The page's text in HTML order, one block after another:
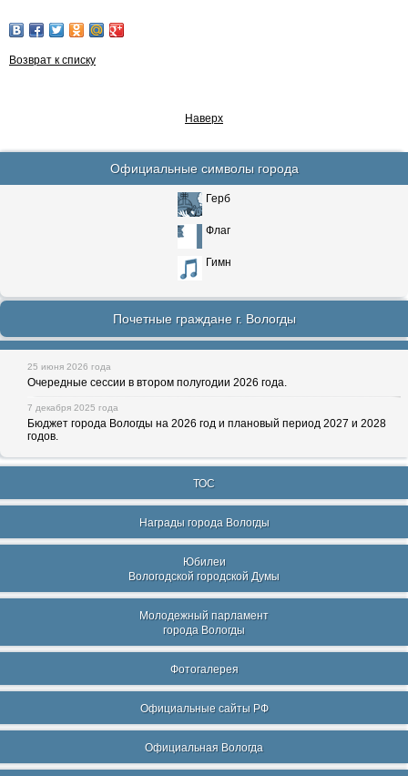
Возврат к списку
Наверх
Официальные символы города
Герб
Флаг
Гимн
Почетные граждане г. Вологды
25 июня 2026 года
Очередные сессии в втором полугодии 2026 года.
7 декабря 2025 года
Бюджет города Вологды на 2026 год и плановый период 2027 и 2028
годов.
ТОС
Награды города Вологды
Юбилеи
Вологодской городской Думы
Молодежный парламент
города Вологды
Фотогалерея
Официальные сайты РФ
Официальная Вологда